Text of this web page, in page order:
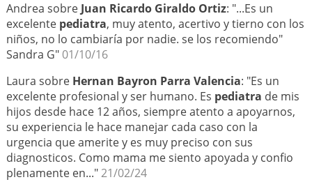
Andrea sobreJuan Ricardo Giraldo Ortiz: "...Es un
excelente pediatra, muy atento, acertivo y tierno con los
niños, no lo cambiaría por nadie. se los recomiendo"
Sandra G" 01/10/16
Laura sobre Hernan Bayron Parra Valencia: "Es un
excelente profesional y ser humano. Es pediatra de mis
hijos desde hace 12 años, siempre atento a apoyarnos,
su experiencia le hace manejar cada caso con la
urgencia que amerite y es muy preciso con sus
diagnosticos. Como mama me siento apoyada y confio
plenamente en..."21/02/24